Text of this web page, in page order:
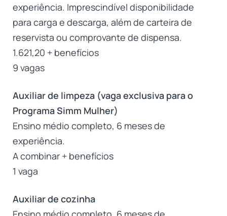
experiência. Imprescindível disponibilidade
para carga e descarga, além de carteira de
reservista ou comprovante de dispensa.
1.621,20 + benefícios
9 vagas
Auxiliar de limpeza (vaga exclusiva para o
Programa Simm Mulher)
Ensino médio completo, 6 meses de
experiência.
A combinar + benefícios
1 vaga
Auxiliar de cozinha